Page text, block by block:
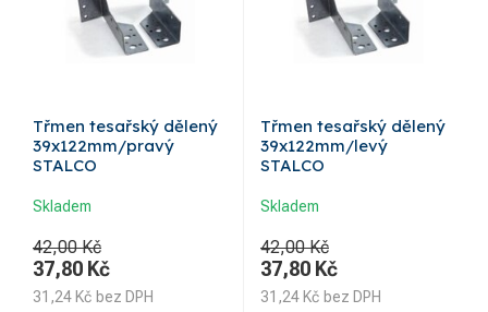
Třmen tesařský dělený
39x122mm/pravý
STALCO
Skladem
42,00 Kč
37,80 Kč
31,24 Kč bez DPH
Třmen tesařský dělený
39x122mm/levý
STALCO
Skladem
42,00 Kč
37,80 Kč
31,24 Kč bez DPH